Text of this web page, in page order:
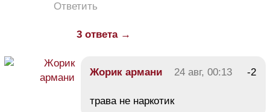
Ответить
3 ответа →
Жорик армани 24 авг, 00:13 -2
трава не наркотик